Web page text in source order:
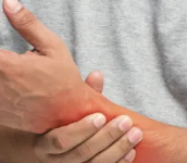
07:00h -